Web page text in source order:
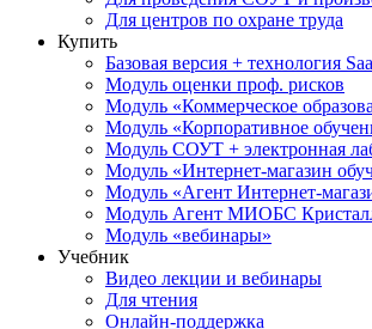
Для центров по охране труда
Купить
Базовая версия + технология
Модуль оценки проф. рисков
Модуль «Коммерческое
Модуль «Корпоративное
Модуль СОУТ + электронная
Модуль «Интернет-магазин
Модуль «Агент Интернет-
Модуль Агент МИОБС
Модуль «вебинары»
Учебник
Видео лекции и вебинары
Для чтения
Онлайн-поддержка